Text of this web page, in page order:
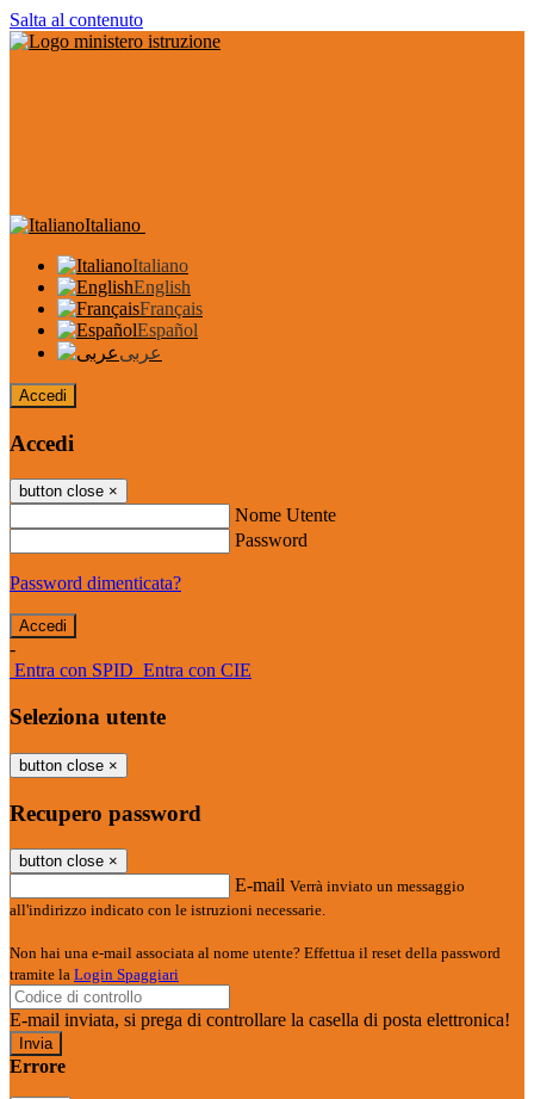
Salta al contenuto
Italiano
Italiano
English
Français
Español
عربى
Accedi
Accedi
button close ×
Nome Utente
Password
Password dimenticata?
-
Entra con SPID Entra con CIE
Seleziona utente
button close ×
Recupero password
button close ×
E-mail Verrà inviato un messaggio
all'indirizzo indicato con le istruzioni necessarie.
Non hai una e-mail associata al nome utente? Effettua il reset della password
tramite la Login Spaggiari
E-mail inviata, si prega di controllare la casella di posta elettronica!
Errore